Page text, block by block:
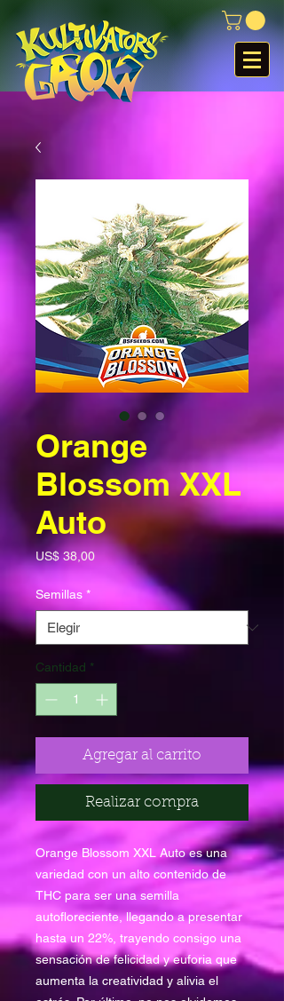
Orange
Blossom XXL
Auto
US$ 38,00Precio
Semillas *
Cantidad *
Agregar al carrito
Realizar compra
Orange Blossom XXL Auto es una
variedad con un alto contenido de
THC para ser una semilla
autofloreciente, llegando a presentar
hasta un 22%, trayendo consigo una
sensación de felicidad y euforia que
aumenta la creatividad y alivia el